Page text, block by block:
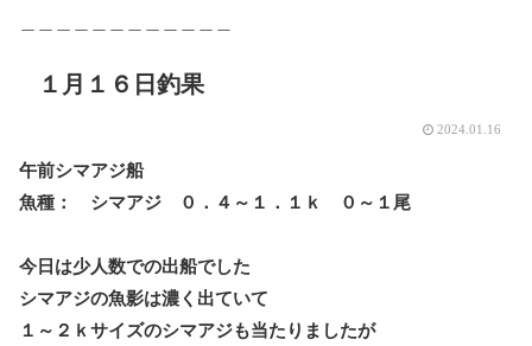
１月１６日釣果
2024.01.16
午前シマアジ船
魚種： シマアジ ０．４～１．１ｋ ０～１尾
今日は少人数での出船でした
シマアジの魚影は濃く出ていて
１～２ｋサイズのシマアジも当たりましたが